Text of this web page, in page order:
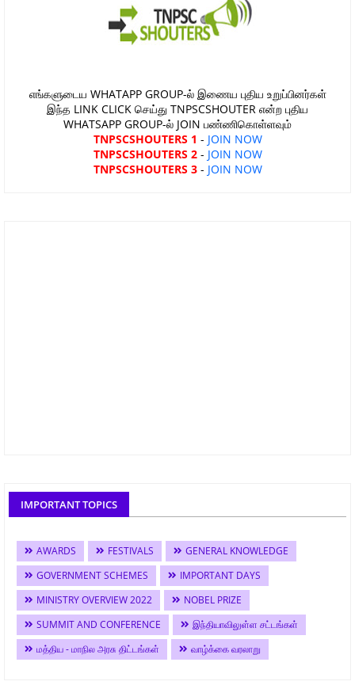
எங்களுடைய WHATAPP GROUP-ல் இணைய புதிய உறுப்பினர்கள்
இந்த LINK CLICK செய்து TNPSCSHOUTER என்ற புதிய
WHATSAPP GROUP-ல் JOIN பண்ணிகொள்ளவும்
TNPSCSHOUTERS 1 - JOIN NOW
TNPSCSHOUTERS 2- JOIN NOW
TNPSCSHOUTERS 3- JOIN NOW
IMPORTANT TOPICS
AWARDS FESTIVALS
GENERAL KNOWLEDGE
GOVERNMENT SCHEMES
IMPORTANT DAYS
MINISTRY OVERVIEW 2022
NOBEL PRIZE
SUMMIT AND CONFERENCE
இந்தியாவிலுள்ள சட்டங்கள்
மத்திய - மாநில அரசு திட்டங்கள்
வாழ்க்கை வரலாறு